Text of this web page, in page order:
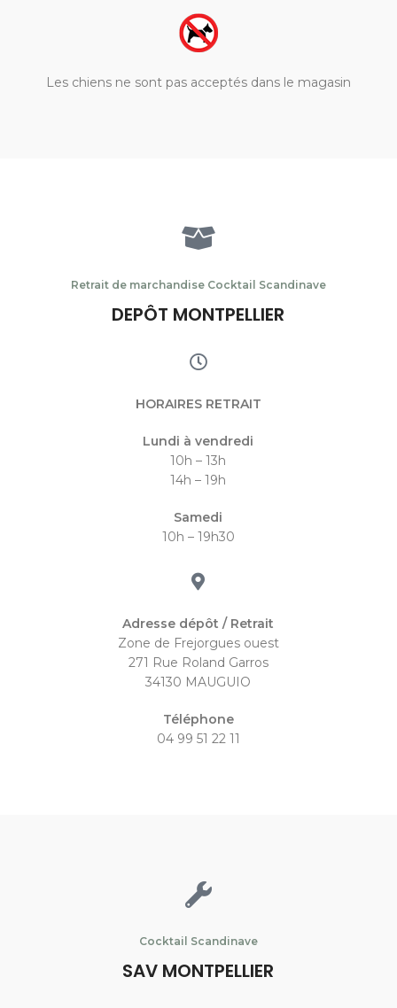
Les chiens ne sont pas acceptés dans le magasin
Retrait de marchandise Cocktail Scandinave
DEPÔT MONTPELLIER
HORAIRES RETRAIT
Lundi à vendredi
10h – 13h
14h – 19h
Samedi
10h – 19h30
Adresse dépôt / Retrait
Zone de Frejorgues ouest
271 Rue Roland Garros
34130 MAUGUIO
Téléphone
04 99 51 22 11
Cocktail Scandinave
SAV MONTPELLIER